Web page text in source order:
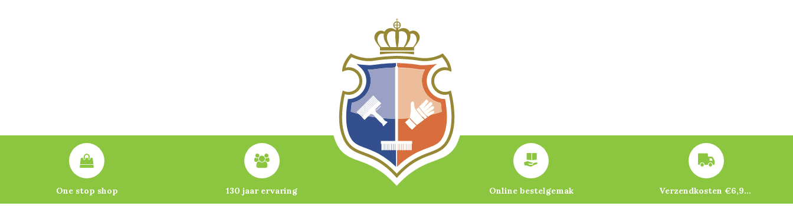
One stop shop 130 jaar ervaring Online bestelgemak Verzendkosten €6,95 – gratis bij je eerste bestelling vanaf €200